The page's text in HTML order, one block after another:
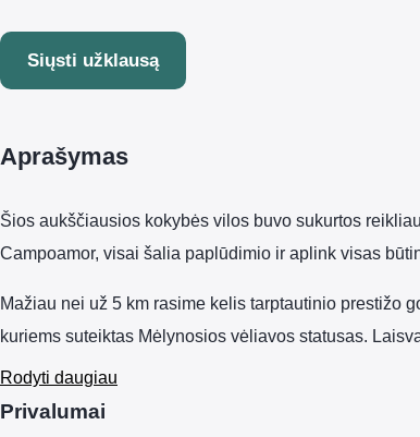
Siųsti užklausą
Aprašymas
Šios aukščiausios kokybės vilos buvo sukurtos
Campoamor, visai šalia paplūdimio ir aplink visas
Mažiau nei už 5 km rasime kelis tarptautinio prestižo
kuriems suteiktas Mėlynosios vėliavos statusas.
Rodyti daugiau
Privalumai